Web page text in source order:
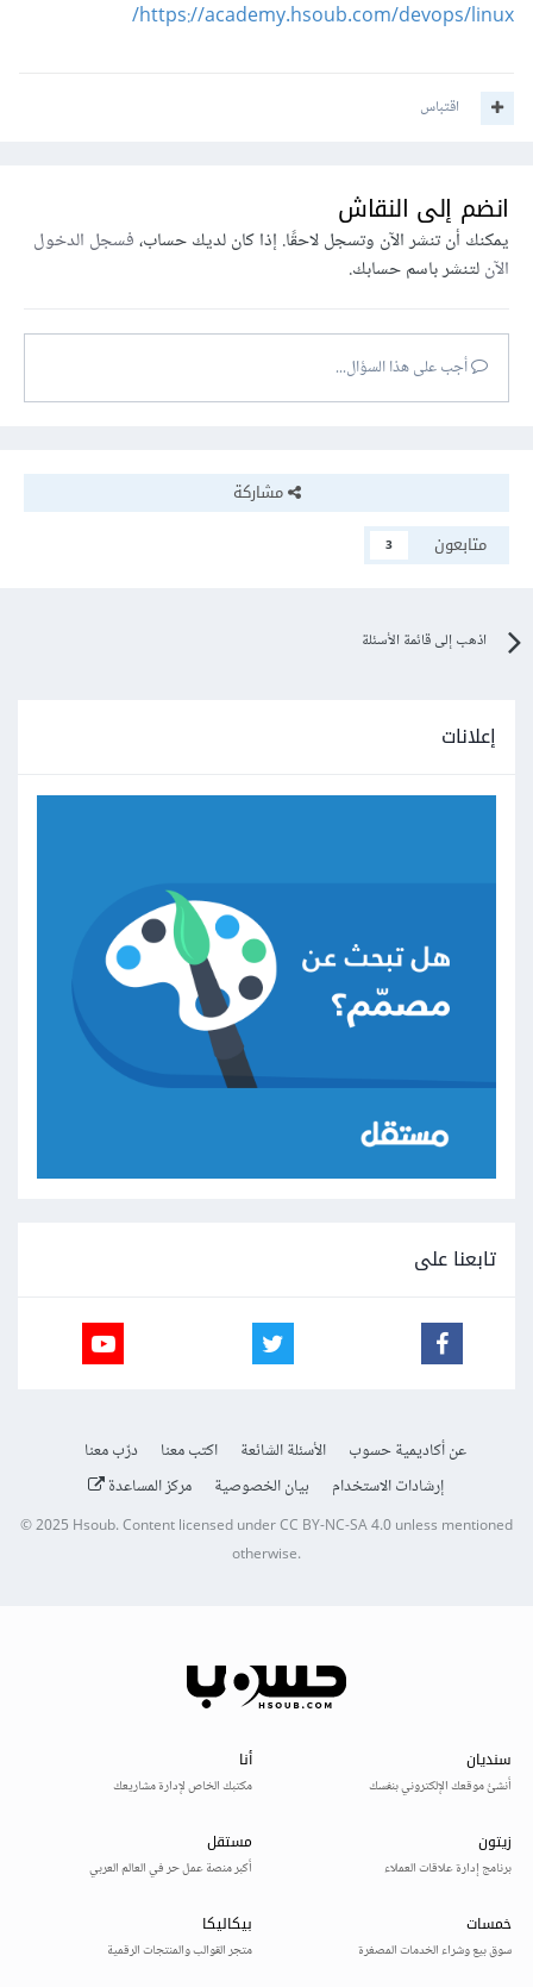
https://academy.hsoub.com/devops/linux/
اقتباس
انضم إلى النقاش
يمكنك أن تنشر الآن وتسجل لاحقًا. إذا كان لديك حساب،فسجل الدخول
الآنلتنشر باسم حسابك.
أجب على هذا السؤال...
مشاركة
متابعون
3
اذهب إلى قائمة الأسئلة
إعلانات
تابعنا على
عن أكاديمية حسوب الأسئلة الشائعة اكتب معنا
درّب معنا
إرشادات الاستخدام
بيان الخصوصية مركز المساعدة
© 2025Hsoub.Content licensed underCC BY-NC-SA 4.0unless mentioned
otherwise.